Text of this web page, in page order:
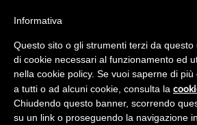
Informativa
Questo sito o gli strumenti terzi da questo
di cookie necessari al funzionamento ed
nella cookie policy. Se vuoi saperne di
a tutti o ad alcuni cookie, consulta la
Chiudendo questo banner, scorrendo
su un link o proseguendo la navigazione